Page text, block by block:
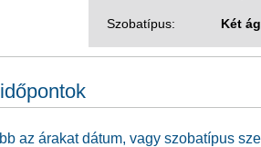
Szobatípus: Két
az árakat dátum, vagy szobatípus